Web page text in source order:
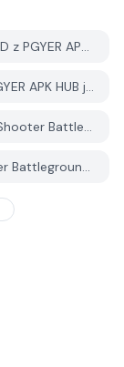
Jak pobrać Sniper Shooter Battleground 3D z PGYER APK HUB?
Czy Sniper Shooter Battleground 3D na PGYER APK HUB jest darmowy do pobrania?
Czy potrzebuję konta, aby pobrać Sniper Shooter Battleground 3D z PGYER APK HUB?
Jak mogę zgłosić problem z Sniper Shooter Battleground 3D na PGYER APK HUB?